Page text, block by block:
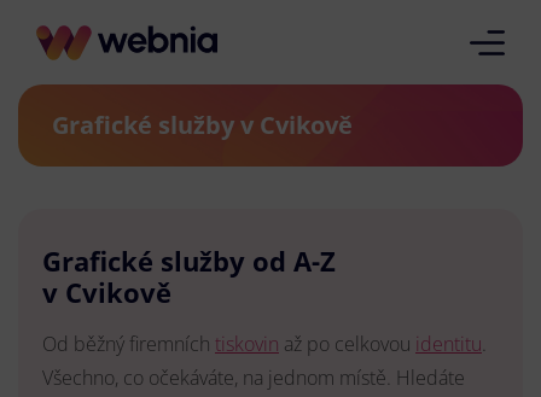
Grafické služby v Cvikově
Grafické služby od A-Z
v Cvikově
Od běžný firemních tiskovin až po celkovou identitu.
Všechno, co očekáváte, na jednom místě. Hledáte